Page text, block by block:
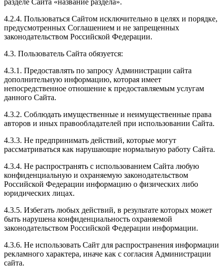
4.2.4. Пользоваться Сайтом исключительно в целях и порядке,
предусмотренных Соглашением и не запрещенных
законодательством Российской Федерации.
4.3. Пользователь Сайта обязуется:
4.3.1. Предоставлять по запросу Администрации сайта
дополнительную информацию, которая имеет
непосредственное отношение к предоставляемым услугам
данного Сайта.
4.3.2. Соблюдать имущественные и неимущественные права
авторов и иных правообладателей при использовании Сайта.
4.3.3. Не предпринимать действий, которые могут
рассматриваться как нарушающие нормальную работу Сайта.
4.3.4. Не распространять с использованием Сайта любую
конфиденциальную и охраняемую законодательством
Российской Федерации информацию о физических либо
юридических лицах.
4.3.5. Избегать любых действий, в результате которых может
быть нарушена конфиденциальность охраняемой
законодательством Российской Федерации информации.
4.3.6. Не использовать Сайт для распространения информации
рекламного характера, иначе как с согласия Администрации
сайта.